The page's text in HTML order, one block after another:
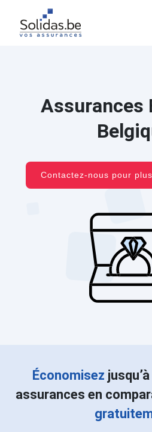
Assurances
Contactez-nous pour
Économisez jusqu’à
assurances en